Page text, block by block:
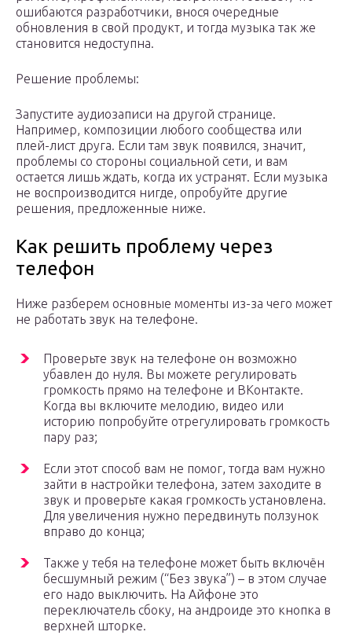
ошибаются разработчики, внося очередные
обновления в свой продукт, и тогда музыка так же
становится недоступна.
Решение проблемы:
Запустите аудиозаписи на другой странице.
Например, композиции любого сообщества или
плей-лист друга. Если там звук появился, значит,
проблемы со стороны социальной сети, и вам
остается лишь ждать, когда их устранят. Если музыка
не воспроизводится нигде, опробуйте другие
решения, предложенные ниже.
Как решить проблему через
телефон
Ниже разберем основные моменты из-за чего может
не работать звук на телефоне.
Проверьте звук на телефоне он возможно
убавлен до нуля. Вы можете регулировать
громкость прямо на телефоне и ВКонтакте.
Когда вы включите мелодию, видео или
историю попробуйте отрегулировать громкость
пару раз;
Если этот способ вам не помог, тогда вам нужно
зайти в настройки телефона, затем заходите в
звук и проверьте какая громкость установлена.
Для увеличения нужно передвинуть ползунок
вправо до конца;
Также у тебя на телефоне может быть включён
бесшумный режим (“Без звука”) – в этом случае
его надо выключить. На Айфоне это
переключатель сбоку, на андроиде это кнопка в
верхней шторке.